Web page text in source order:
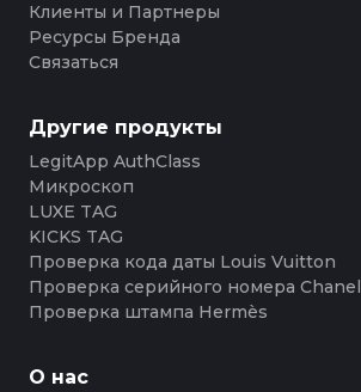
Клиенты и Партнеры
Ресурсы Бренда
Связаться
Другие продукты
LegitApp AuthClass
Микроскоп
LUXE TAG
KICKS TAG
Проверка кода даты Louis Vuitton
Проверка серийного номера Chanel
Проверка штампа Hermès
О нас